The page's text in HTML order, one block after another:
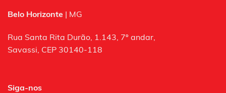
Belo Horizonte | MG
Rua Santa Rita Durão, 1.143, 7º andar,
Savassi, CEP 30140-118
Siga-nos